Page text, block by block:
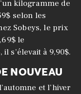
kilogramme de
selon les
Sobeys, le prix
le
s’élevait à 9,90$.
NOUVEAU
et l’hiver